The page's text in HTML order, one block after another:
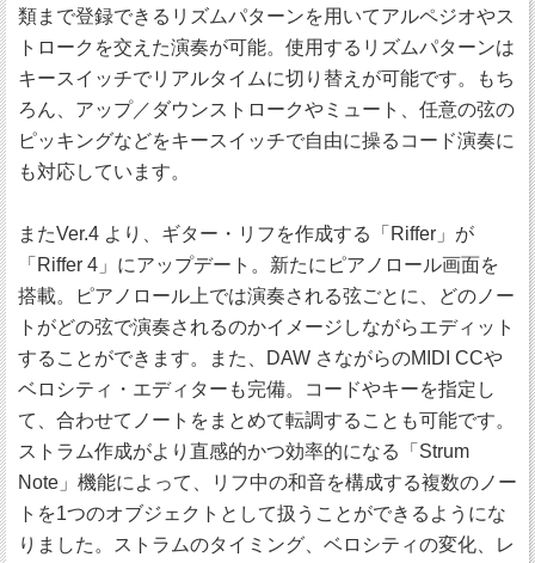
類まで登録できるリズムパターンを用いてアルペジオやス
トロークを交えた演奏が可能。使用するリズムパターンは
キースイッチでリアルタイムに切り替えが可能です。もち
ろん、アップ／ダウンストロークやミュート、任意の弦の
ピッキングなどをキースイッチで自由に操るコード演奏に
も対応しています。
またVer.4 より、ギター・リフを作成する「Riffer」が
「Riffer 4」にアップデート。新たにピアノロール画面を
搭載。ピアノロール上では演奏される弦ごとに、どのノー
トがどの弦で演奏されるのかイメージしながらエディット
することができます。また、DAW さながらのMIDI CCや
ベロシティ・エディターも完備。コードやキーを指定し
て、合わせてノートをまとめて転調することも可能です。
ストラム作成がより直感的かつ効率的になる「Strum
Note」機能によって、リフ中の和音を構成する複数のノー
トを1つのオブジェクトとして扱うことができるようにな
りました。ストラムのタイミング、ベロシティの変化、レ